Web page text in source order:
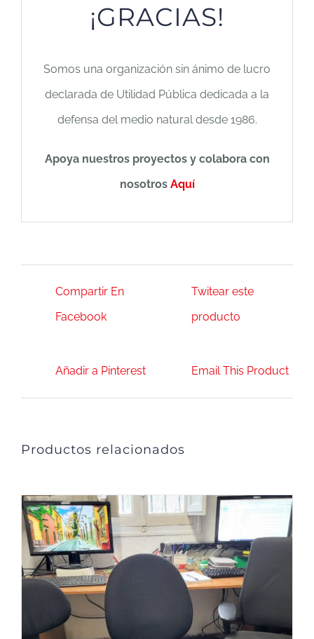
¡GRACIAS!
Somos una organización sin ánimo de lucro
declarada de Utilidad Pública dedicada a la
defensa del medio natural desde 1986.
Apoya nuestros proyectos y colabora con
nosotros Aquí
Compartir En
Facebook
Twitear este
producto
Añadir a Pinterest Email This Product
Productos relacionados